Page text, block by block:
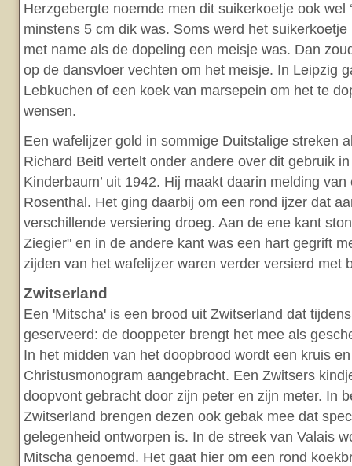
Herzgebergte noemde men dit suikerkoetje ook wel
minstens 5 cm dik was. Soms werd het
met name als de dopeling een meisje was. Dan
op de dansvloer vechten om het meisje. In Leipzig
Lebkuchen of een koek van marsepein om het te
wensen.
Een wafelijzer gold in sommige Duitstalige streken
Richard Beitl vertelt onder andere over dit gebruik in
Kinderbaum’ uit 1942. Hij maakt daarin melding
Rosenthal. Het ging daarbij om een rond ijzer dat
verschillende versiering droeg. Aan de ene kant
Ziegier" en in de andere kant was een hart gegrift
zijden van het wafelijzer waren verder versierd met
Zwitserland
Een 'Mitscha' is een brood uit Zwitserland dat
geserveerd: de dooppeter brengt het mee als
In het midden van het doopbrood wordt een kruis
Christusmonogram aangebracht. Een Zwitsers
doopvont gebracht door zijn peter en zijn meter. In
Zwitserland brengen dezen ook gebak mee dat
gelegenheid ontworpen is. In de streek van Valais
Mitscha genoemd. Het gaat hier om een rond